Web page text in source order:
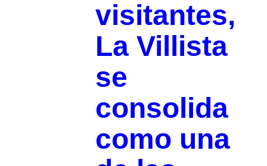
visitantes,
La Villista
se
consolida
como una